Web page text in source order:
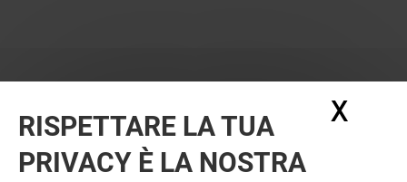
RISPETTARE LA TUA
PRIVACY È LA NOSTRA
X